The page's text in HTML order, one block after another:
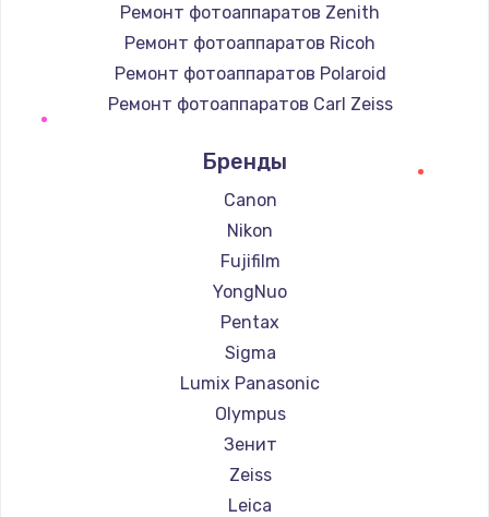
Ремонт фотоаппаратов Zenith
Ремонт фотоаппаратов Ricoh
Ремонт фотоаппаратов Polaroid
Ремонт фотоаппаратов Carl Zeiss
Ремонт фотоаппаратов LUMIX
Ремонт фотоаппаратов Kodak
Ремонт фотоаппаратов Blackmagic
Бренды
Canon
Nikon
Fujifilm
YongNuo
Pentax
Sigma
Lumix Panasonic
Olympus
Зенит
Zeiss
Leica